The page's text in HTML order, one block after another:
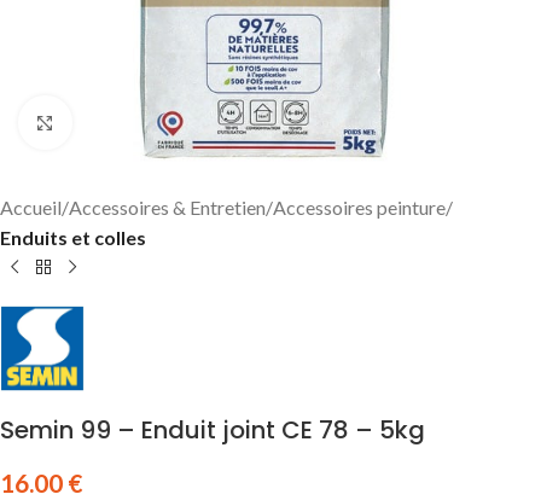
Click to enlarge
Accueil Accessoires & Entretien Accessoires peinture
Enduits et colles
Semin 99 – Enduit joint CE 78 – 5kg
16.00 €